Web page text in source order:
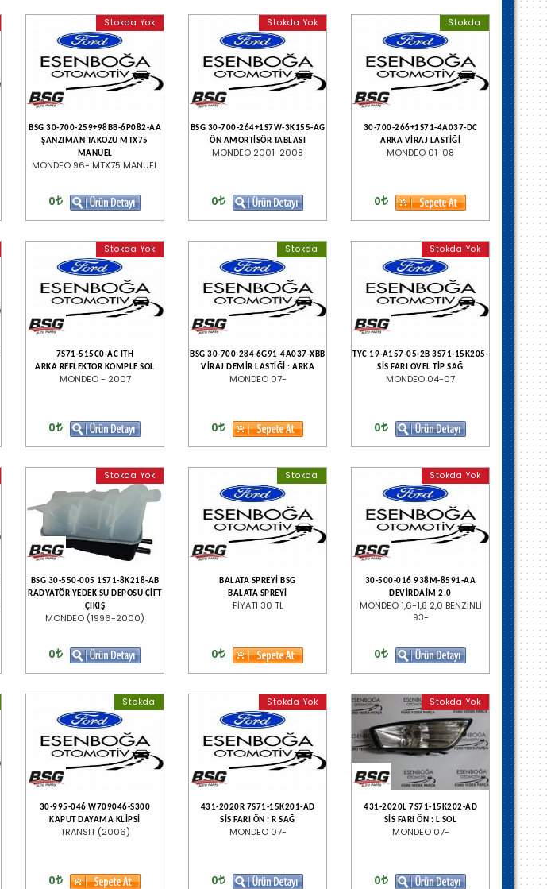
Stokda Yok
BSG 30-700-259+98BB-6P082-AA
ŞANZIMAN TAKOZU MTX75
MANUEL
MONDEO 96- MTX75 MANUEL
0
Stokda Yok
BSG 30-700-264+1S7W-3K155-AG
ÖN AMORTİSÖR TABLASI
MONDEO 2001-2008
0
Stokda
30-700-266+1S71-4A037-DC
ARKA VİRAJ LASTİĞİ
MONDEO 01-08
0
Stokda Yok
7S71-515C0-AC ITH
ARKA REFLEKTOR KOMPLE SOL
MONDEO - 2007
0
Stokda
BSG 30-700-284 6G91-4A037-XBB
VİRAJ DEMİR LASTİĞİ : ARKA
MONDEO 07-
0
Stokda Yok
TYC 19-A157-05-2B 3S71-15K205-
SİS FARI OVEL TİP SAĞ
MONDEO 04-07
0
Stokda Yok
BSG 30-550-005 1S71-8K218-AB
RADYATÖR YEDEK SU DEPOSU ÇİFT
ÇIKIŞ
MONDEO (1996-2000)
0
Stokda
BALATA SPREYİ BSG
BALATA SPREYİ
FİYATI 30 TL
0
Stokda Yok
30-500-016 938M-8591-AA
DEVİRDAİM 2,0
MONDEO 1,6-1,8 2,0 BENZİNLİ
93-
0
Stokda
30-995-046 W709046-S300
KAPUT DAYAMA KLİPSİ
TRANSIT (2006)
0
Stokda Yok
431-2020R 7S71-15K201-AD
SİS FARI ÖN : R SAĞ
MONDEO 07-
0
Stokda Yok
431-2020L 7S71-15K202-AD
SİS FARI ÖN : L SOL
MONDEO 07-
0